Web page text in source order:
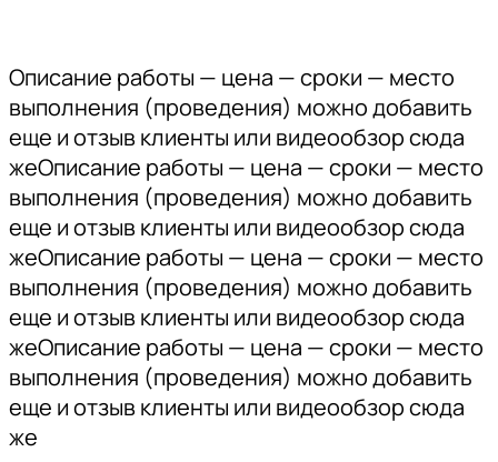
Описание работы — цена — сроки — место
выполнения (проведения) можно добавить
еще и отзыв клиенты или видеообзор сюда
жеОписание работы — цена — сроки — место
выполнения (проведения) можно добавить
еще и отзыв клиенты или видеообзор сюда
жеОписание работы — цена — сроки — место
выполнения (проведения) можно добавить
еще и отзыв клиенты или видеообзор сюда
жеОписание работы — цена — сроки — место
выполнения (проведения) можно добавить
еще и отзыв клиенты или видеообзор сюда
же